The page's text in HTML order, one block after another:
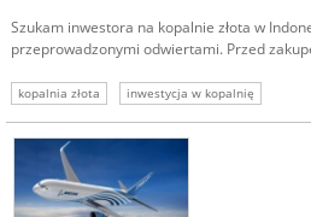
Szukam inwestora na kopalnie złota w
przeprowadzonymi odwiertami. Przed
kopalnia złota inwestycja w kopalnię